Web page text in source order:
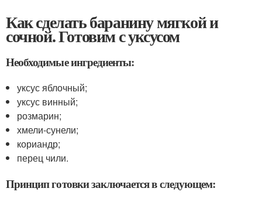
Как сделать баранину мягкой и
сочной. Готовим с уксусом
Необходимые ингредиенты:
уксус яблочный;
уксус винный;
розмарин;
хмели-сунели;
кориандр;
перец чили.
Принцип готовки заключается в следующем: